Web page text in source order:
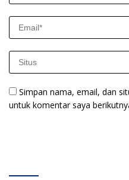
Simpan nama, email, dan
untuk komentar saya